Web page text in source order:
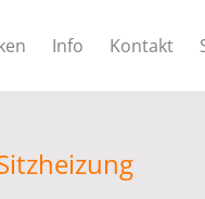
Info Kontakt